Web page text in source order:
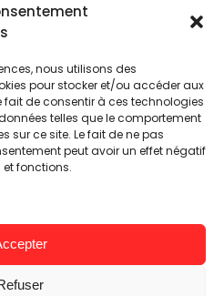
nous utilisons des
pour stocker et/ou accéder aux
de consentir à ces technologies
telles que le comportement
sur ce site. Le fait de ne pas
peut avoir un effet négatif
fonctions.
! En général nous avons